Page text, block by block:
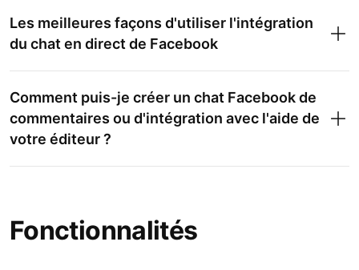
Les meilleures façons d'utiliser l'intégration
du chat en direct de Facebook
Comment puis-je créer un chat Facebook de
commentaires ou d'intégration avec l'aide de
votre éditeur ?
Fonctionnalités